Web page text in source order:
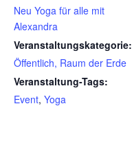
Neu Yoga für alle mit
Alexandra
Veranstaltungskategorie:
Öffentlich, Raum der Erde
Veranstaltung-Tags:
Event, Yoga